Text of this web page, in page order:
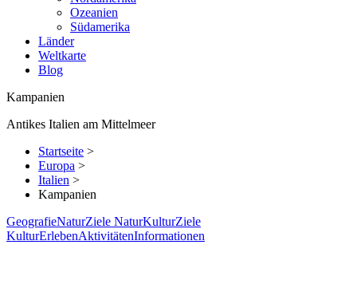
Ozeanien
Südamerika
Länder
Weltkarte
Blog
Kampanien
Antikes Italien am Mittelmeer
Startseite >
Europa >
Italien >
Kampanien
GeografieNaturZiele NaturKulturZiele
KulturErlebenAktivitätenInformationen